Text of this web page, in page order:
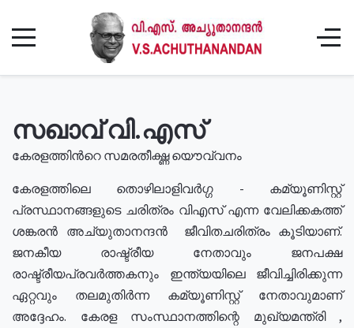
സഖാവ് വി.എസ്
കേരളത്തിൻറെ സമരതീക്ഷ്ണ യൌവ്വനം
കേരളത്തിലെ തൊഴിലാളിവർഗ്ഗ - കമ്യൂണിസ്റ്റ്
പ്രസ്ഥാനങ്ങളുടെ ചരിത്രം വിഎസ് എന്ന വേലിക്കകത്ത്
ശങ്കരൻ അച്യുതാനന്ദൻ ജീവിതചരിത്രം കൂടിയാണ്.
ജനകീയ രാഷ്ട്രീയ നേതാവും ജനപക്ഷ
രാഷ്ട്രീയപ്രവർത്തകനും ഇന്ത്യയിലെ ജീവിച്ചിരിക്കുന്ന
ഏറ്റവും തലമുതിർന്ന കമ്യൂണിസ്റ്റ് നേതാവുമാണ്
അദ്ദേഹം. കേരള സംസ്ഥാനത്തിന്റെ മുഖ്യമന്ത്രി ,